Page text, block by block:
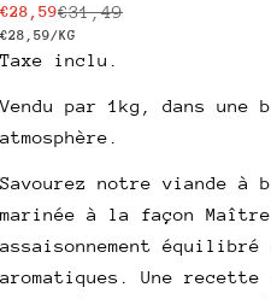
Prix
de
€28,59
Prix
habituel
€31,49
PRIX
UNITAIRE
€28,59/PAR
KG
Taxe inclu.
Vendu par 1kg, dans une
atmosphère.
Savourez notre viande à
marinée à la façon
assaisonnement
aromatiques. Une
Partager ce produit
Partager
Facebook
Partager
X
Épingler
Pinterest
Votre
email
téléphone
Votre
message